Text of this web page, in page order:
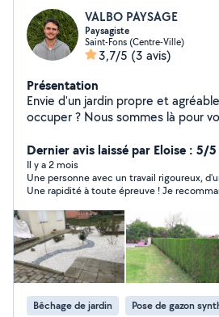
VALBO PAYSAGE
Paysagiste
Saint-Fons (Centre-Ville)
3,7/5 (3 avis)
Présentation
Envie d'un jardin propre et
occuper ? Nous sommes là pour vous ! Chez
avec sérieux et bonne humeur :
débroussaillage, désherbage,
état, home-sitting et bien plus encore. Nous
une grande importance à la qualité
ponctualité et à la satisfaction de
Intervention dans le bassin
Devis gratuit.
Dernier avis laissé par Eloise : 5/5
Il y a 2 mois
Une personne avec un travail rigoureux,
Une rapidité à toute épreuve ! Je
un vrai havre de paix. Pour ma part il sera
annuelle! Merci encore pour votre travail !
Bêchage de jardin Pose de gazon